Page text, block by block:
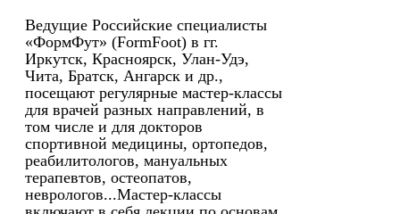
Ведущие Российские специалисты
«ФормФут» (FormFoot) в гг.
Иркутск, Красноярск, Улан-Удэ,
Чита, Братск, Ангарск и др.,
посещают регулярные мастер-классы
для врачей разных направлений, в
том числе и для докторов
спортивной медицины, ортопедов,
реабилитологов, мануальных
терапевтов, остеопатов,
неврологов...Мастер-классы